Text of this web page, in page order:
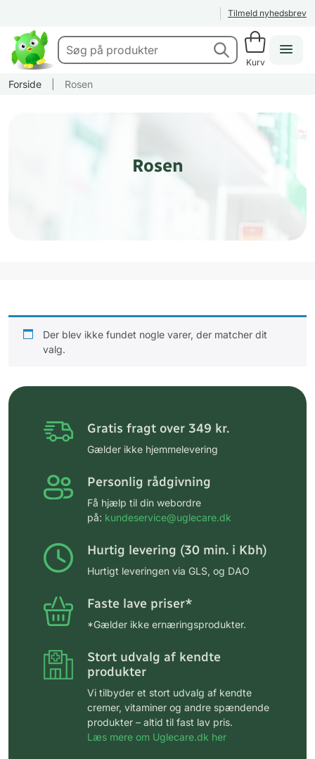
Tilmeld nyhedsbrev
Kurv
Forside Rosen
Rosen
Der blev ikke fundet nogle varer, der matcher dit
valg.
Gratis fragt over 349 kr.
Gælder ikke hjemmelevering
Personlig rådgivning
Få hjælp til din webordre
på: kundeservice@uglecare.dk
Hurtig levering (30 min. i Kbh)
Hurtigt leveringen via GLS, og DAO
Faste lave priser*
*Gælder ikke ernæringsprodukter.
Stort udvalg af kendte
produkter
Vi tilbyder et stort udvalg af kendte
cremer, vitaminer og andre spændende
produkter – altid til fast lav pris.
Læs mere om Uglecare.dk her